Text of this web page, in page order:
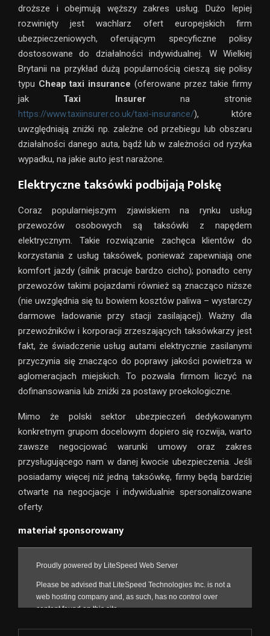
droższe i obejmują węższy zakres usług. Dużo lepiej
rozwinięty jest wachlarz ofert europejskich firm
ubezpieczeniowych, oferującym specyficzne polisy
dostosowane do działalności indywidualnej. W Wielkiej
Brytanii na przykład dużą popularnością cieszą się polisy
typu Cheap taxi insurance (oferowane przez takie firmy
jak Taxi Insurer na stronie
https://www.taxiinsurer.co.uk/taxi-insurance/), które
uwzględniają zniżki np. zależne od przebiegu lub obszaru
działalności danego auta, bądź lub w zależności od ryzyka
wypadku, na jakie auto jest narażone.
Elektryczne taksówki podbijają Polskę
Coraz popularniejszym zjawiskiem na rynku usług
przewozów osobowych są taksówki z napędem
elektrycznym. Takie rozwiązanie zachęca klientów do
korzystania z usług taksówek, ponieważ zapewniają one
komfort jazdy (silnik pracuje bardzo cicho); ponadto ceny
przewozów takimi pojazdami również są znacząco niższe
(nie uwzględnia się tu bowiem kosztów paliwa – wystarczy
darmowe ładowanie przy stacji zasilającej). Ważny dla
przewoźników i korporacji zrzeszających taksówkarzy jest
fakt, że świadczenie usług autami elektrycznie zasilanymi
przyczynia się znacząco do poprawy jakości powietrza w
aglomeracjach miejskich. To pozwala firmom liczyć na
dofinansowania lub zniżki za postawy proekologiczne.
Mimo że polski sektor ubezpieczeń dedykowanym
konkretnym grupom docelowym dopiero się rozwija, warto
zawsze negocjować warunki umowy oraz zakres
przysługującego nam w danej kwocie ubezpieczenia. Jeśli
posiadamy więcej niż jedną taksówkę, firmy będą bardziej
otwarte na negocjacje i indywidualnie spersonalizowane
oferty.
materiał sponsorowany